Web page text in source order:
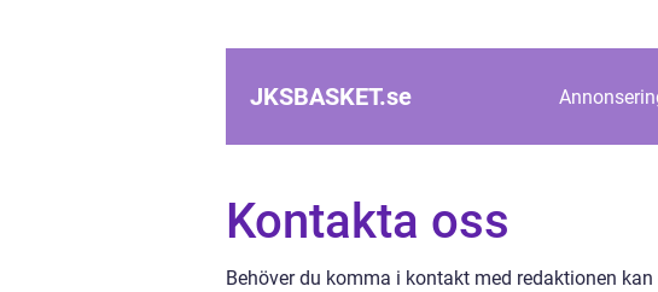
JKSBASKET.se
Kontakta oss
Behöver du komma i kontakt med redaktionen